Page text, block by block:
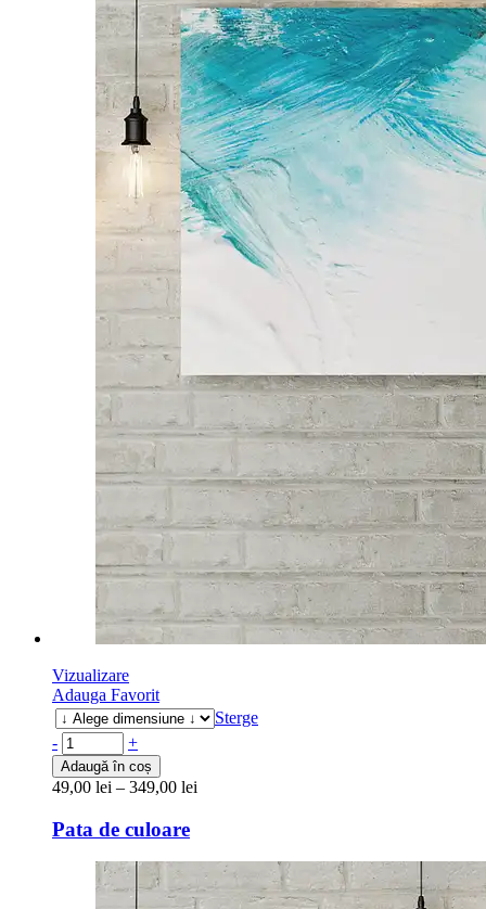
Vizualizare
Adauga Favorit
Sterge
-
+
Adaugă în coș
49,00 lei – 349,00 lei
Pata de culoare